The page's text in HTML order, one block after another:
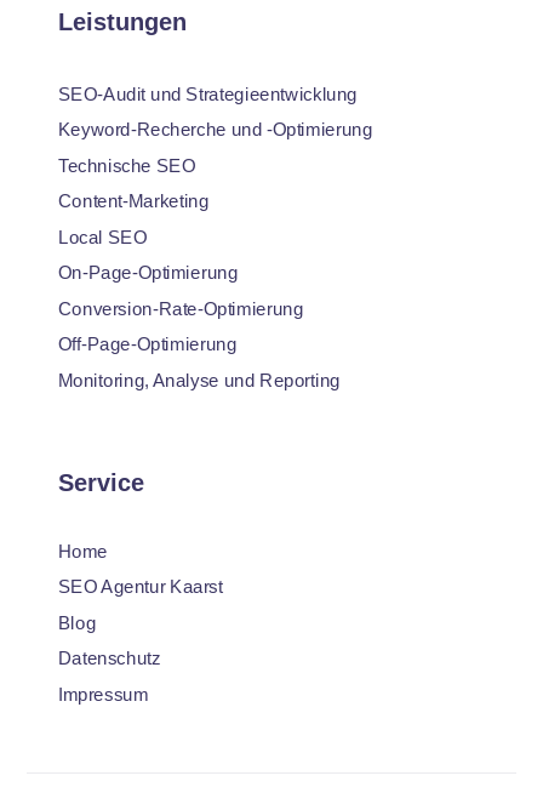
Leistungen
SEO-Audit und Strategieentwicklung
Keyword-Recherche und -Optimierung
Technische SEO
Content-Marketing
Local SEO
On-Page-Optimierung
Conversion-Rate-Optimierung
Off-Page-Optimierung
Monitoring, Analyse und Reporting
Service
Home
SEO Agentur Kaarst
Blog
Datenschutz
Impressum